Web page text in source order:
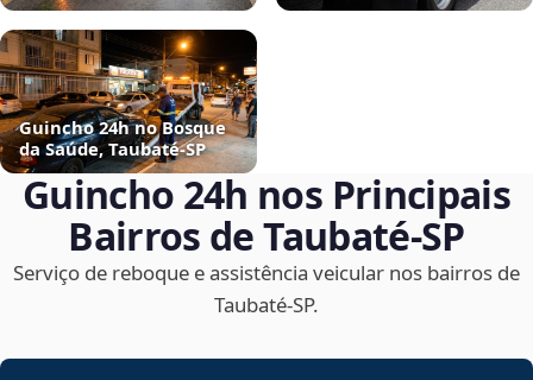
Guincho 24h no Bosque
da Saúde, Taubaté‑SP
Guincho 24h nos Principais
Bairros de Taubaté‑SP
Serviço de reboque e assistência veicular nos bairros de
Taubaté‑SP.